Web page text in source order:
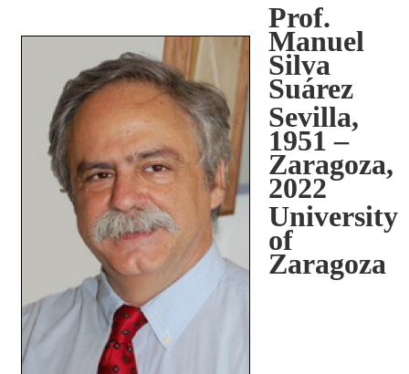
Prof.
Manuel
Silva
Suárez
Sevilla,
1951 –
Zaragoza,
2022
University
of
Zaragoza